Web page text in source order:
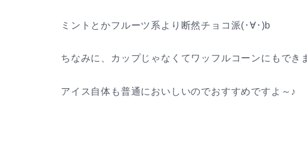
ミントとかフルーツ系より断然チョコ派(･∀･)b
ちなみに、カップじゃなくてワッフルコーンにもでき
アイス自体も普通においしいのでおすすめですよ～♪